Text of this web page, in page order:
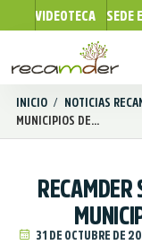
VIDEOTECA SEDE
INICIO / NOTICIAS
MUNICIPIOS DE...
RECAMDER
31 DE OCTUBRE DE